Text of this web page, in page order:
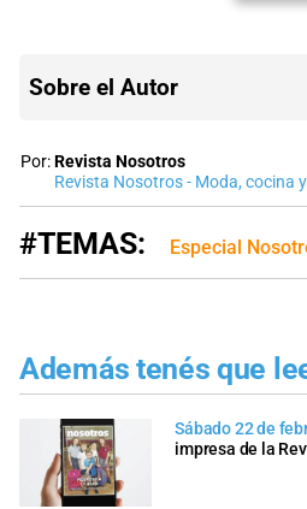
Sobre el Autor
Por:Revista Nosotros
Revista Nosotros - Moda, cocina
#TEMAS: Especial
Además tenés que
Sábado 22 de
impresa de la